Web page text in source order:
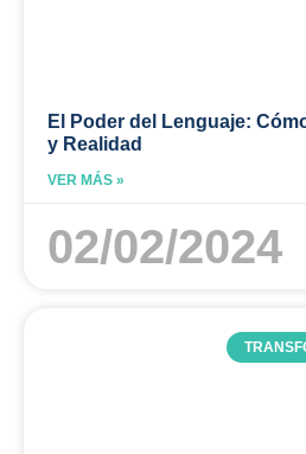
El Poder del Lenguaje:
y Realidad
VER MÁS »
02/02/2024